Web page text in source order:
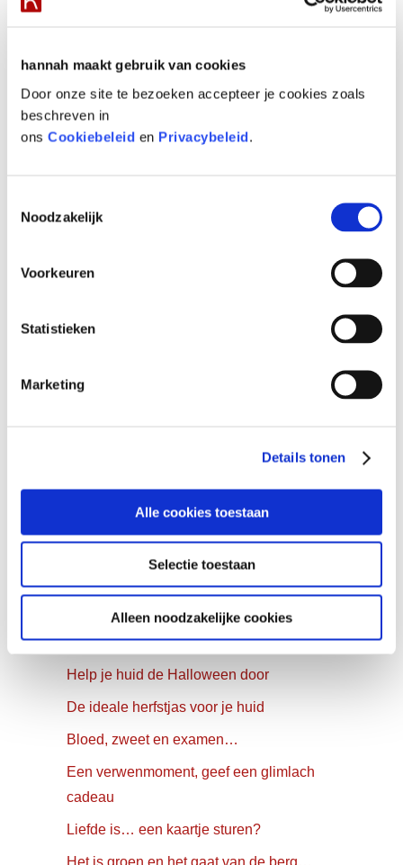
hannah maakt gebruik van cookies
Door onze site te bezoeken accepteer je cookies zoals
beschreven in
ons Cookiebeleid en Privacybeleid.
Noodzakelijk
Voorkeuren
Statistieken
Marketing
Details tonen
Alle cookies toestaan
Selectie toestaan
Alleen noodzakelijke cookies
Vul postcode of plaatsnaam in
FACEBOOK
van alle hannah nieuws op social media!
geplaatst te worden.
Volg ons op Instagram!
Denise’s festive skin preps
Wij leren de huid te respecteren!
Help je huid de Halloween door
De ideale herfstjas voor je huid
Bloed, zweet en examen…
Een verwenmoment, geef een glimlach
cadeau
Liefde is… een kaartje sturen?